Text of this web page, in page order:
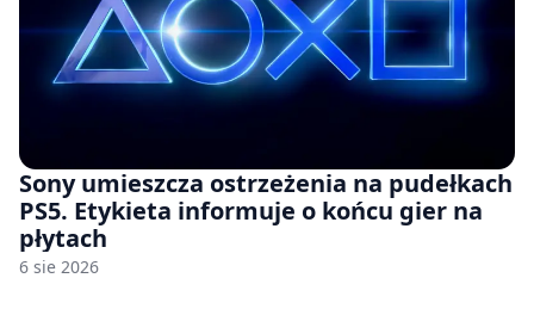
Sony umieszcza ostrzeżenia na pudełkach
PS5. Etykieta informuje o końcu gier na
płytach
6 sie 2026